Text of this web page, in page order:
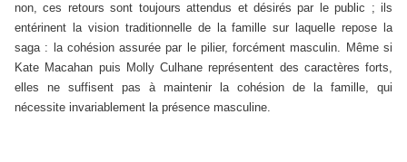
non, ces retours sont toujours attendus et désirés par le public ; ils
entérinent la vision traditionnelle de la famille sur laquelle repose la
saga : la cohésion assurée par le pilier, forcément masculin. Même si
Kate Macahan puis Molly Culhane représentent des caractères forts,
elles ne suffisent pas à maintenir la cohésion de la famille, qui
nécessite invariablement la présence masculine.